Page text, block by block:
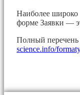
Наиболее
форме Заявки —
Полный перечень
science.info/